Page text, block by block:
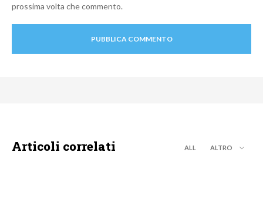
prossima volta che commento.
Articoli correlati ALL ALTRO